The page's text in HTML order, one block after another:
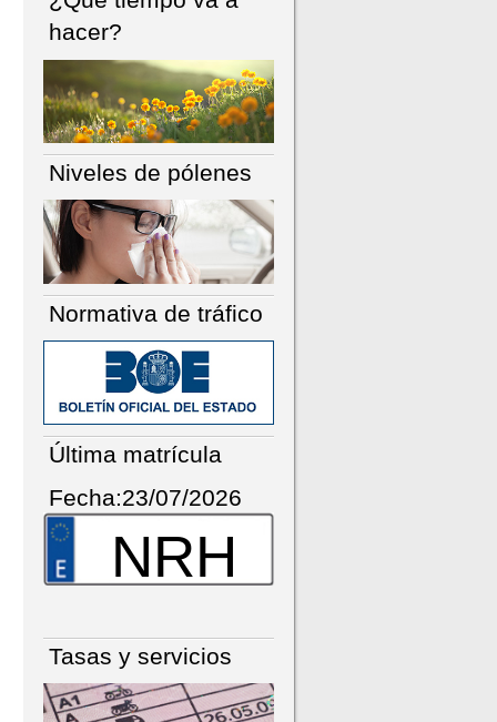
hacer?
Niveles de pólenes
Normativa de tráfico
Última matrícula
Fecha:23/07/2026
NRH
Tasas y servicios